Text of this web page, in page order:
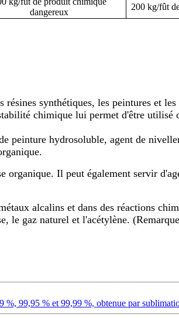
dangereux
200 kg/fût
synthétiques, les peintures et
chimique lui permet d'être utilisé
peinture hydrosoluble, agent de
Il peut également servir
alcalins et dans des réactions
gaz naturel et l'acétylène.
99,95 % et 99,99 %, obtenue par